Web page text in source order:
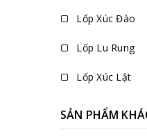
Lốp Xúc Đào
Lốp Lu Rung
Lốp Xúc Lật
SẢN PHẨM